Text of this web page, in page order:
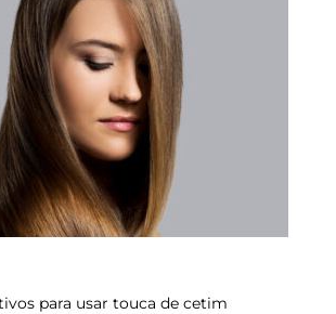
para usar touca de cetim